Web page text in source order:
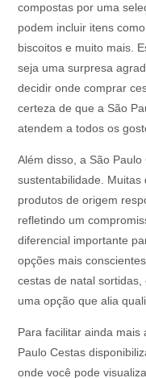
compostas por uma
podem incluir itens
biscoitos e muito mais.
seja uma surpresa
decidir onde comprar
certeza de que a São
atendem a todos os
Além disso, a São
sustentabilidade.
produtos de origem
refletindo um
diferencial importante
opções mais
cestas de natal
uma opção que alia
Para facilitar ainda mais
Paulo Cestas
onde você pode